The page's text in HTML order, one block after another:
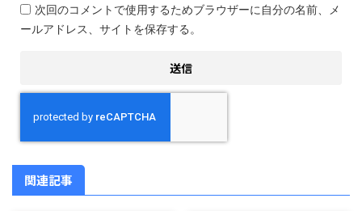
次回のコメントで使用するためブラウザーに自分の名前、メ
ールアドレス、サイトを保存する。
関連記事